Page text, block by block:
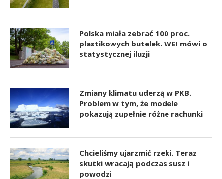
Polska miała zebrać 100 proc.
plastikowych butelek. WEI mówi o
statystycznej iluzji
Zmiany klimatu uderzą w PKB.
Problem w tym, że modele
pokazują zupełnie różne rachunki
Chcieliśmy ujarzmić rzeki. Teraz
skutki wracają podczas susz i
powodzi